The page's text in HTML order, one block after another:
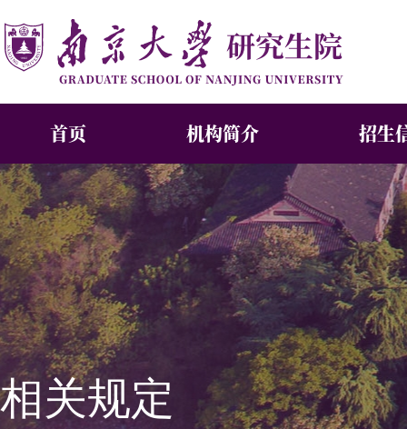
首页 机构简介 招生
相关规定